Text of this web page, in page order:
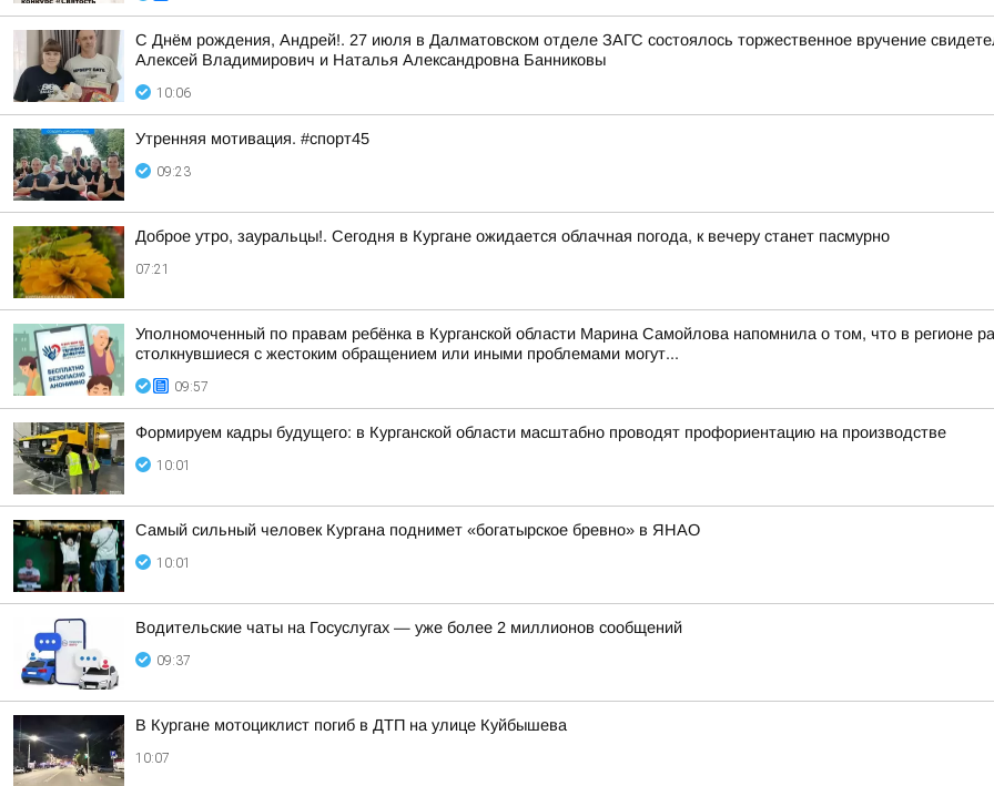
С Днём рождения, Андрей!. 27 июля в Далматовском отделе ЗАГС состоялось торжественное вручение
Алексей Владимирович и Наталья Александровна Банниковы
10:06
Утренняя мотивация. #спорт45
09:23
Доброе утро, зауральцы!. Сегодня в Кургане ожидается облачная погода, к вечеру станет пасмурно
07:21
Уполномоченный по правам ребёнка в Курганской области Марина Самойлова напомнила о том, что в регионе
столкнувшиеся с жестоким обращением или иными проблемами могут...
09:57
Формируем кадры будущего: в Курганской области масштабно проводят профориентацию на производстве
10:01
Самый сильный человек Кургана поднимет «богатырское бревно» в ЯНАО
10:01
Водительские чаты на Госуслугах — уже более 2 миллионов сообщений
09:37
В Кургане мотоциклист погиб в ДТП на улице Куйбышева
10:07